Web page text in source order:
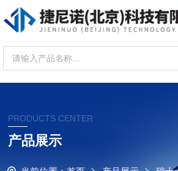
PRODUCTS CENTER
产品展示